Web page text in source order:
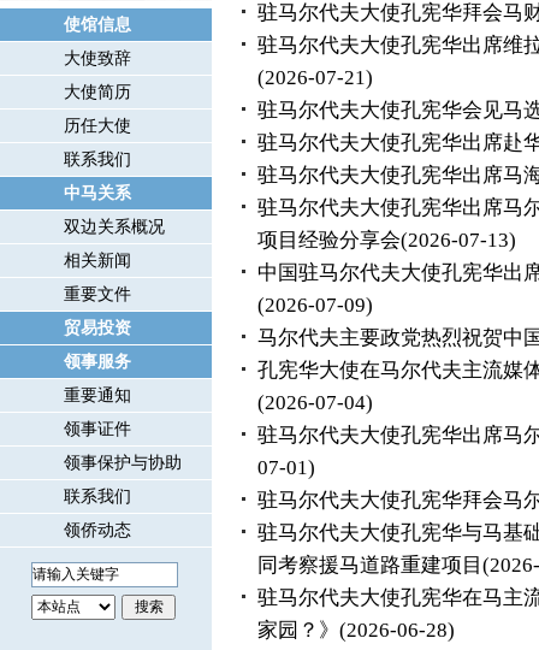
使馆信息
大使致辞
大使简历
历任大使
联系我们
中马关系
双边关系概况
相关新闻
重要文件
贸易投资
领事服务
重要通知
领事证件
领事保护与协助
联系我们
领侨动态
驻马尔代夫大使孔宪华拜会马
驻马尔代夫大使孔宪华出席维
(2026-07-21)
驻马尔代夫大使孔宪华会见马
驻马尔代夫大使孔宪华出席赴
驻马尔代夫大使孔宪华出席马
驻马尔代夫大使孔宪华出席马
项目经验分享会(2026-07-13)
中国驻马尔代夫大使孔宪华出
(2026-07-09)
马尔代夫主要政党热烈祝贺中
孔宪华大使在马尔代夫主流媒
(2026-07-04)
驻马尔代夫大使孔宪华出席马
07-01)
驻马尔代夫大使孔宪华拜会马
驻马尔代夫大使孔宪华与马基
同考察援马道路重建项目
驻马尔代夫大使孔宪华在马主
家园？》 (2026-06-28)